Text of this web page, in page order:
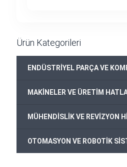
Ürün Kategorileri
ENDÜSTRİYEL PARÇA VE
MAKİNELER VE ÜRETİM
MÜHENDİSLİK VE REVİZYON
OTOMASYON VE ROBOTİK